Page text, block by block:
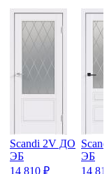
Scandi 2V ДО
ЭБ
14 810 ₽
ЭБ
14